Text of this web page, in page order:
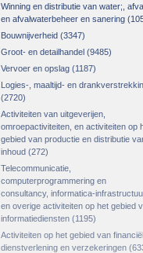
Winning en distributie van water;,
en afvalwaterbeheer en sanering
Bouwnijverheid (3347)
Groot- en detailhandel (9485)
Vervoer en opslag (1187)
Logies-, maaltijd- en
(2720)
Activiteiten van uitgeverijen,
omroepactiviteiten, en activiteiten op
gebied van productie en distributie
inhoud (272)
Telecommunicatie,
computerprogrammering en
consultancy, informatica-
en overige activiteiten op het gebied
informatiediensten (1195)
Activiteiten op het gebied van
dienstverlening en verzekeringen